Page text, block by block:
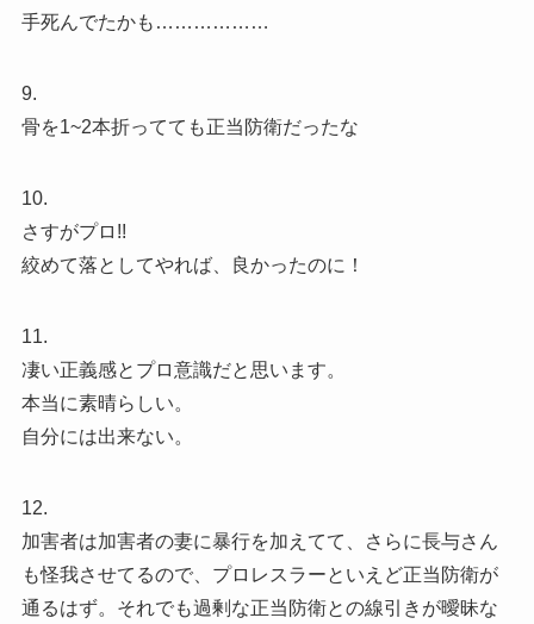
手死んでたかも………………
9.
骨を1~2本折ってても正当防衛だったな
10.
さすがプロ!!
絞めて落としてやれば、良かったのに！
11.
凄い正義感とプロ意識だと思います。
本当に素晴らしい。
自分には出来ない。
12.
加害者は加害者の妻に暴行を加えてて、さらに長与さん
も怪我させてるので、プロレスラーといえど正当防衛が
通るはず。それでも過剰な正当防衛との線引きが曖昧な